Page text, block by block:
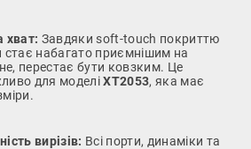
хват: Завдяки soft-touch покриттю
стає набагато приємнішим на
перестає бути ковзким. Це
для моделіXT2053, яка має
вирізів: Всі порти, динаміки та